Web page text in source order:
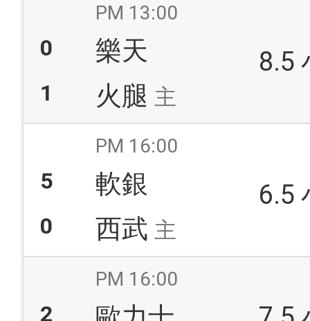
PM 13:00
0 樂天
1 火腿 主
8.5
PM 16:00
5 軟銀
0 西武 主
6.5
PM 16:00
2